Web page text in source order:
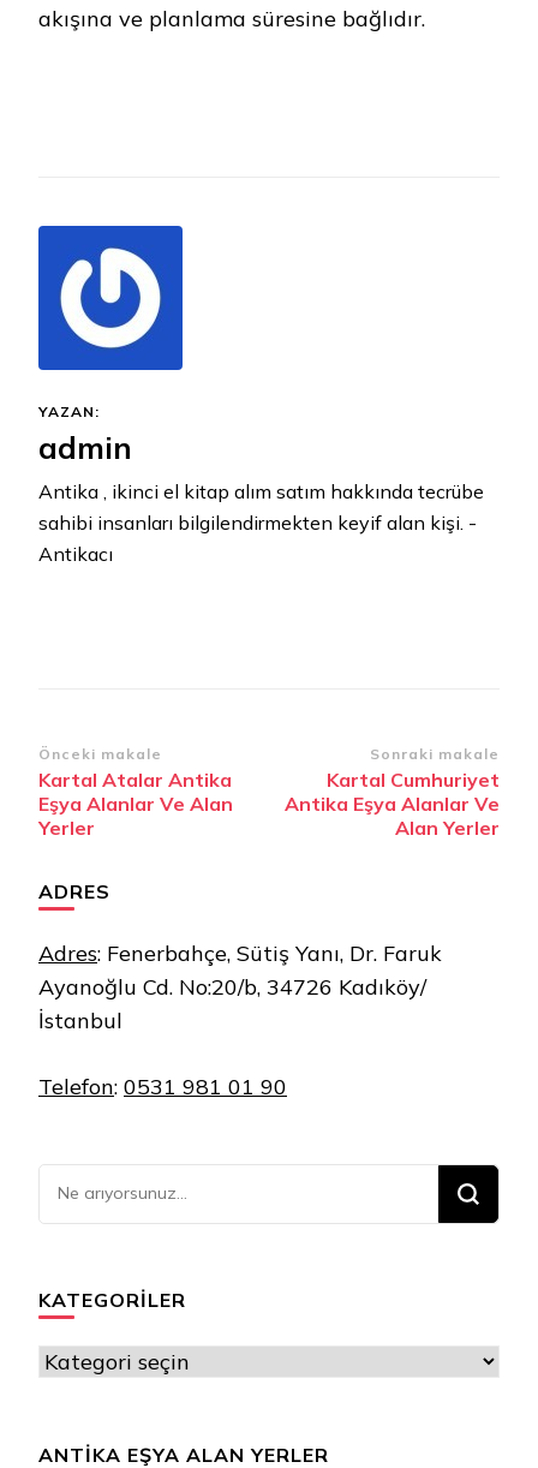
akışına ve planlama süresine bağlıdır.
YAZAN:
admin
Antika , ikinci el kitap alım satım hakkında tecrübe
sahibi insanları bilgilendirmekten keyif alan kişi. -
Antikacı
Yazı
dolaşımı
Önceki makale
Kartal Atalar Antika
Eşya Alanlar Ve Alan
Yerler
Sonraki makale
Kartal Cumhuriyet
Antika Eşya Alanlar Ve
Alan Yerler
ADRES
Adres: Fenerbahçe, Sütiş Yanı, Dr. Faruk
Ayanoğlu Cd. No:20/b, 34726 Kadıköy/
İstanbul
Telefon: 0531 981 01 90
Bir
şey
KATEGORILER
Kategoriler
ANTIKA EŞYA ALAN YERLER